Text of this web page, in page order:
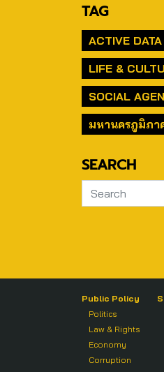
TAG
ACTIVE
LIFE &
SOCIAL
มหานครภูมิภา
SEARCH
Public Policy
Politics
Law & Rights
Economy
Corruption